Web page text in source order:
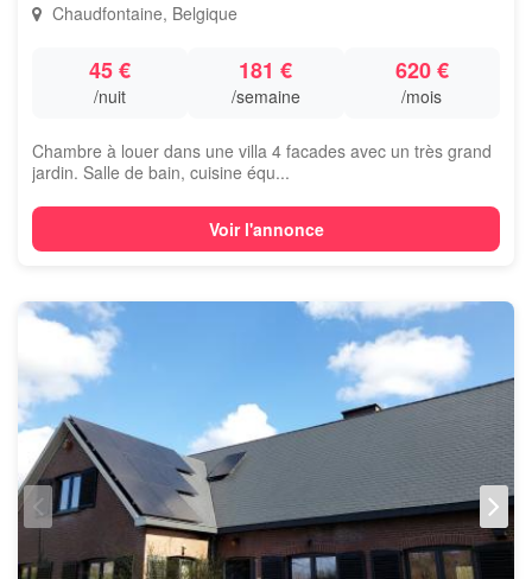
Chaudfontaine, Belgique
45 €
/nuit
181 €
/semaine
620 €
/mois
Chambre à louer dans une villa 4 facades avec un très grand
jardin. Salle de bain, cuisine équ...
Voir l'annonce